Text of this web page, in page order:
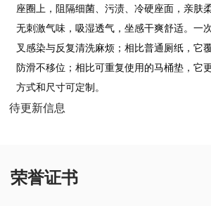
座圈上，阻隔细菌、污渍、冷硬座面，亲肤
无刺激气味，吸湿透气，坐感干爽舒适。一
叉感染与反复清洗麻烦；相比普通厕纸，它
防滑不移位；相比可重复使用的马桶垫，它
方式和尺寸可定制。
待更新信息
荣誉证书